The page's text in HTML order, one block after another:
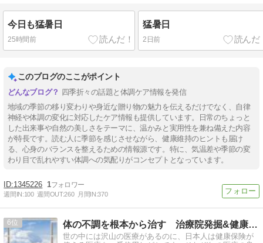
今日も猛暑日
25時間前
猛暑日
2日前
このブログのここがポイント
四季折々の話題と体調ケア情報を発信
地域の季節の移り変わりや身近な贈り物の魅力を伝えるだけでなく、自律
神経や体調の変化に対応したケア情報も提供しています。日常のちょっと
した出来事や自然の美しさをテーマに、温かみと実用性を兼ね備えた内容
が特長です。読む人に季節を感じさせながら、健康維持のヒントも届け
る、心身のバランスを整えるための情報源です。特に、気温差や季節の変
わり目で乱れやすい体調への気配りがコンセプトとなっています。
1345226 1
週間IN:100 週間OUT:260 月間IN:370
6 体の不調を根本から治す 治療院発掘&健康navi
世の中には沢山の医療があるのに、日本人は健康保険が